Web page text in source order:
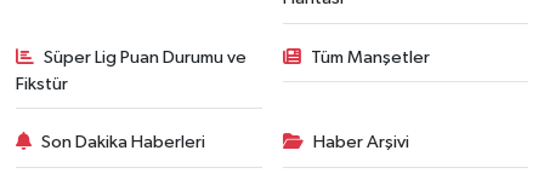
Süper Lig Puan Durumu ve
Fikstür
Tüm Manşetler
Son Dakika Haberleri Haber Arşivi